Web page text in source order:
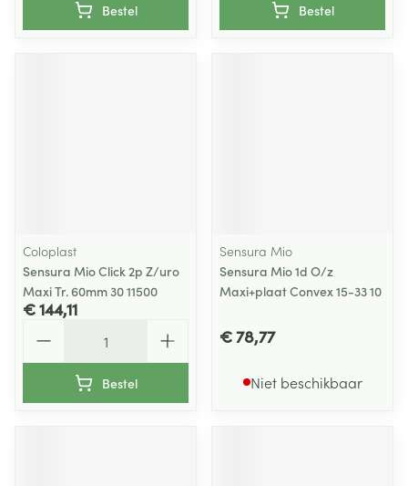
Bestel Bestel
Coloplast
Sensura Mio Click 2p Z/uro
Maxi Tr. 60mm 30 11500
€ 144,11
Bestel
Sensura Mio
Sensura Mio 1d O/z
Maxi+plaat Convex 15-33 10
€ 78,77
Niet beschikbaar